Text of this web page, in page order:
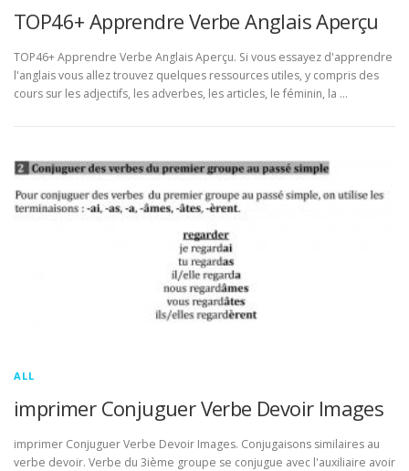
TOP46+ Apprendre Verbe Anglais Aperçu
TOP46+ Apprendre Verbe Anglais Aperçu. Si vous essayez d'apprendre
l'anglais vous allez trouvez quelques ressources utiles, y compris des
cours sur les adjectifs, les adverbes, les articles, le féminin, la …
ALL
imprimer Conjuguer Verbe Devoir Images
imprimer Conjuguer Verbe Devoir Images. Conjugaisons similaires au
verbe devoir. Verbe du 3ième groupe se conjugue avec l'auxiliaire avoir